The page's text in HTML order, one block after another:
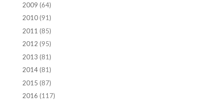
2009 (64)
2010(91)
2011 (85)
2012 (95)
2013 (81)
2014(81)
2015 (87)
2016 (117)